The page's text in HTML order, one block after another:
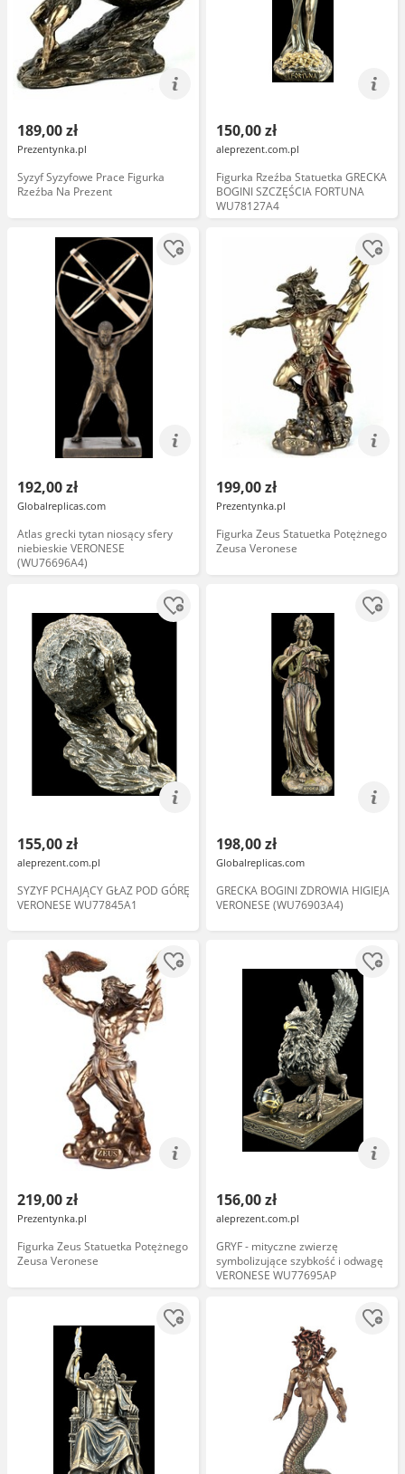
189,00 zł
Prezentynka.pl
Syzyf Syzyfowe Prace Figurka
Rzeźba Na Prezent
150,00 zł
aleprezent.com.pl
Figurka Rzeźba Statuetka GRECKA
BOGINI SZCZĘŚCIA FORTUNA
WU78127A4
192,00 zł
Globalreplicas.com
Atlas grecki tytan niosący sfery
niebieskie VERONESE
(WU76696A4)
199,00 zł
Prezentynka.pl
Figurka Zeus Statuetka Potężnego
Zeusa Veronese
155,00 zł
aleprezent.com.pl
SYZYF PCHAJĄCY GŁAZ POD GÓRĘ
VERONESE WU77845A1
198,00 zł
Globalreplicas.com
GRECKA BOGINI ZDROWIA HIGIEJA
VERONESE (WU76903A4)
219,00 zł
Prezentynka.pl
Figurka Zeus Statuetka Potężnego
Zeusa Veronese
156,00 zł
aleprezent.com.pl
GRYF - mityczne zwierzę
symbolizujące szybkość i odwagę
VERONESE WU77695AP